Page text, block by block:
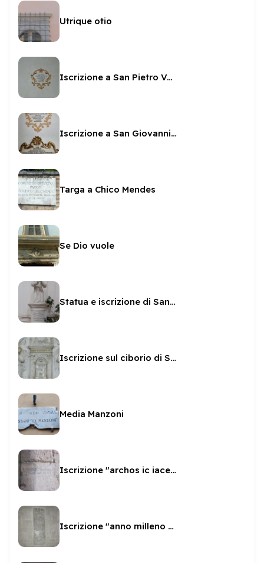
Utrique otio
Iscrizione a San Pietro Vescovo in San Pietro
Iscrizione a San Giovanni vescovo in San Pietro
Targa a Chico Mendes
Se Dio vuole
Statua e iscrizione di San Brizio in San Pietro
Iscrizione sul ciborio di San Gregorio
Media Manzoni
Iscrizione "archos ic iacens adam"
Iscrizione "anno milleno sexto"